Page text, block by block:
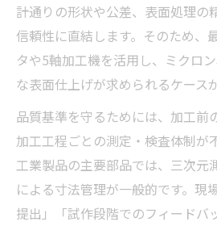
計通りの形状や公差、表面処理の
信頼性に直結します。そのため、
タや5軸加工機を活用し、ミクロ
な表面仕上げが求められるケース
品質基準を守るためには、加工前
加工工程ごとの測定・検査体制が
工業製品の主要部品では、三次元
による寸法管理が一般的です。現
提出」「試作段階でのフィードバ